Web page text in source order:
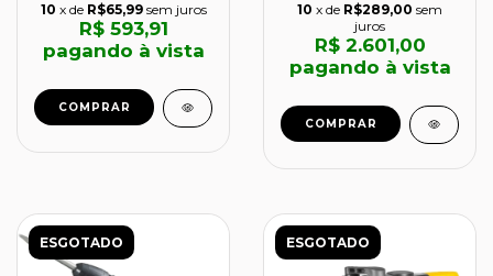
10 x de R$65,99 sem juros
R$ 593,91
pagando à vista
COMPRAR
10 x de R$289,00 sem
juros
R$ 2.601,00
pagando à vista
COMPRAR
ESGOTADO ESGOTADO